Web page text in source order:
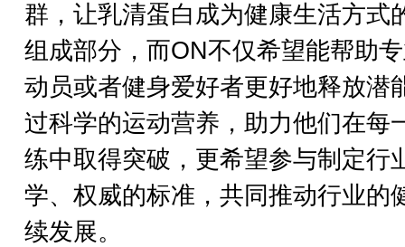
群，让乳清蛋白成为健康生活方式
组成部分，而ON不仅希望能帮助
动员或者健身爱好者更好地释放潜
过科学的运动营养，助力他们在每
练中取得突破，更希望参与制定行
学、权威的标准，共同推动行业的
续发展。